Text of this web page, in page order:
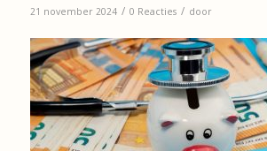
21 november 2024 / 0 Reacties / door